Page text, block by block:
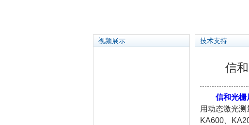
视频展示 技术支持
信
信和光栅
用动态激光
KA600、